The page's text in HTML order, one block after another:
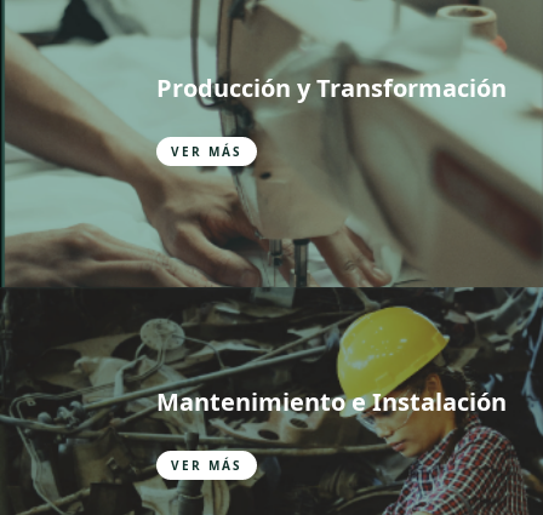
Producción y Transformación
VER MÁS
Mantenimiento e Instalación
VER MÁS